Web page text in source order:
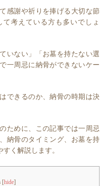
感謝や祈りを捧げる大切な節
考えている方も多いでしょ
いない」「お墓を持たない選
一周忌に納骨ができないケー
できるのか、納骨の時期は決
ために、この記事では一周忌
納骨のタイミング、お墓を持
く解説します。
[hide]